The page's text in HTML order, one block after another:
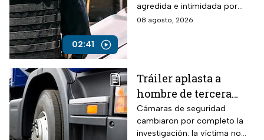
02:41
agredida e intimidada por
elementos de la policía
08 agosto, 2026
Tráiler aplasta a
hombre de tercera
edad: el culpable sigue
prófugo: VIDEO
Cámaras de seguridad
cambiaron por completo la
investigación: la víctima no